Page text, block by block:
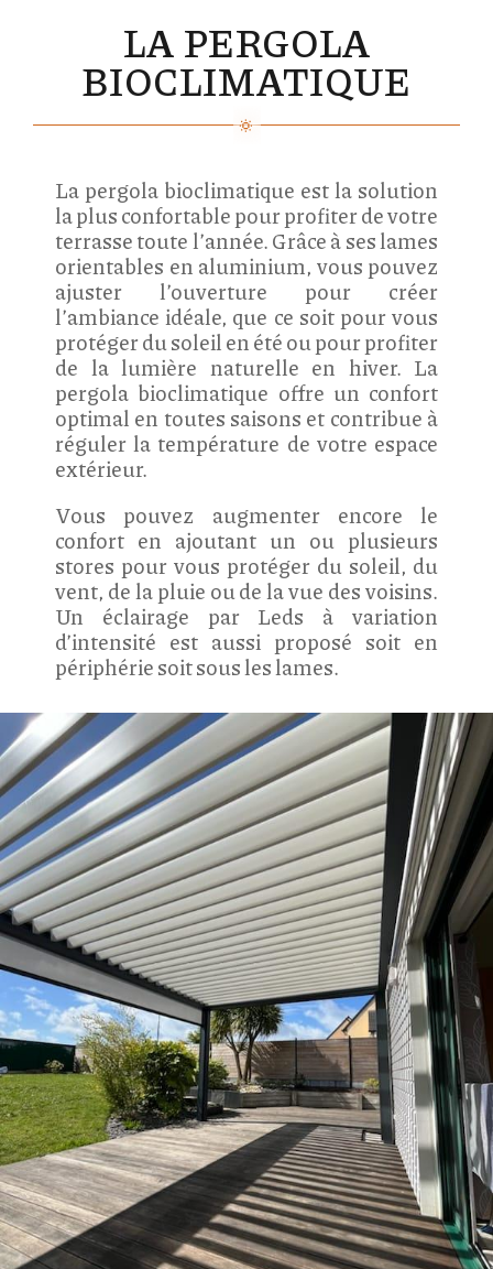
LA PERGOLA
BIOCLIMATIQUE
La pergola bioclimatique est la solution
la plus confortable pour profiter de votre
terrasse toute l’année. Grâce à ses lames
orientables en aluminium, vous pouvez
ajuster l’ouverture pour créer
l’ambiance idéale, que ce soit pour vous
protéger du soleil en été ou pour profiter
de la lumière naturelle en hiver. La
pergola bioclimatique offre un confort
optimal en toutes saisons et contribue à
réguler la température de votre espace
extérieur.
Vous pouvez augmenter encore le
confort en ajoutant un ou plusieurs
stores pour vous protéger du soleil, du
vent, de la pluie ou de la vue des voisins.
Un éclairage par Leds à variation
d’intensité est aussi proposé soit en
périphérie soit sous les lames.